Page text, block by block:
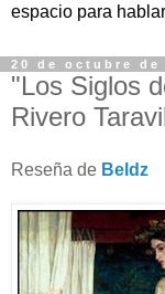
espacio para
20 de octubre de
"Los Siglos
Rivero
Reseña de Beldz